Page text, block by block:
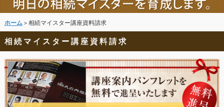
ホーム＞相続マイスター講座資料請求
相続マイスター講座資料請求